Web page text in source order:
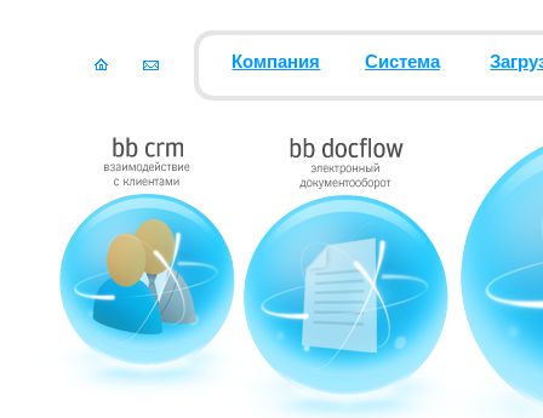
Компания Система